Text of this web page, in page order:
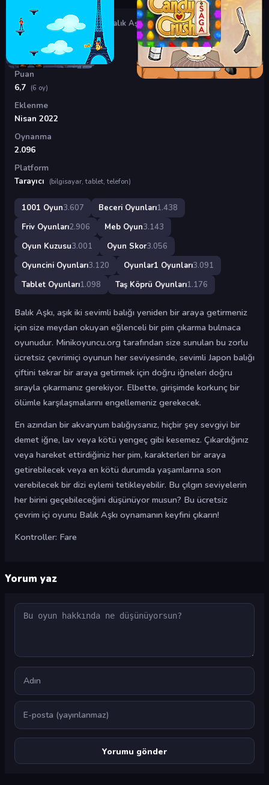
Oyunlar Beceri Oyunları Balık Aşkı
Balık Aşkı
Puan
6,7 (6 oy)
Eklenme
Nisan 2022
Oynanma
2.096
Platform
Tarayıcı
(bilgisayar, tablet, telefon)
1001 Oyun3.607 Beceri Oyunları1.438
Friv Oyunları2.906 Meb Oyun3.143
Oyun Kuzusu3.001 Oyun Skor3.056
Oyuncini Oyunları3.120 Oyunlar1 Oyunları3.091
Tablet Oyunları1.098 Taş Köprü Oyunları1.176
Balık Aşkı, aşık iki sevimli balığı yeniden bir araya getirmeniz
için size meydan okuyan eğlenceli bir pim çıkarma bulmaca
oyunudur. Minikoyuncu.org tarafından size sunulan bu zorlu
ücretsiz çevrimiçi oyunun her seviyesinde, sevimli Japon balığı
çiftini tekrar bir araya getirmek için doğru iğneleri doğru
sırayla çıkarmanız gerekiyor. Elbette, girişimde korkunç bir
ölümle karşılaşmalarını engellemeniz gerekecek.
En azından bir akvaryum balığıysanız, hiçbir şey sevgiyi bir
demet iğne, lav veya kötü yengeç gibi kesemez. Çıkardığınız
veya hareket ettirdiğiniz her pim, karakterleri bir araya
getirebilecek veya en kötü durumda yaşamlarına son
verebilecek bir dizi eylemi tetikleyebilir. Bu çılgın seviyelerin
her birini geçebileceğini düşünüyor musun? Bu ücretsiz
çevrim içi oyunu Balık Aşkı oynamanın keyfini çıkarın!
Kontroller: Fare
Yorum yaz
Yorum
Ad
E-posta